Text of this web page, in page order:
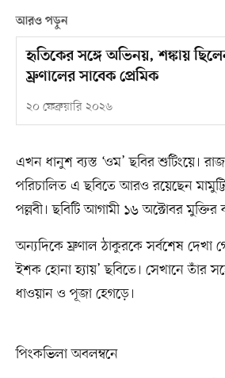
আরও পড়ুন
হৃতিকের সঙ্গে অভিনয়, শঙ্কায়
ম্রুণালের সাবেক প্রেমিক
২০ ফেব্রুয়ারি ২০২৬
এখন ধানুশ ব্যস্ত ‘ওম’ ছবির শুটিংয়ে।
পরিচালিত এ ছবিতে আরও রয়েছেন
পল্লবী। ছবিটি আগামী ১৬ অক্টোবর মুক্তির
অন্যদিকে ম্রুণাল ঠাকুরকে সর্বশেষ দেখা
ইশক হোনা হ্যায়’ ছবিতে। সেখানে
ধাওয়ান ও পূজা হেগড়ে।
পিংকভিলা অবলম্বনে